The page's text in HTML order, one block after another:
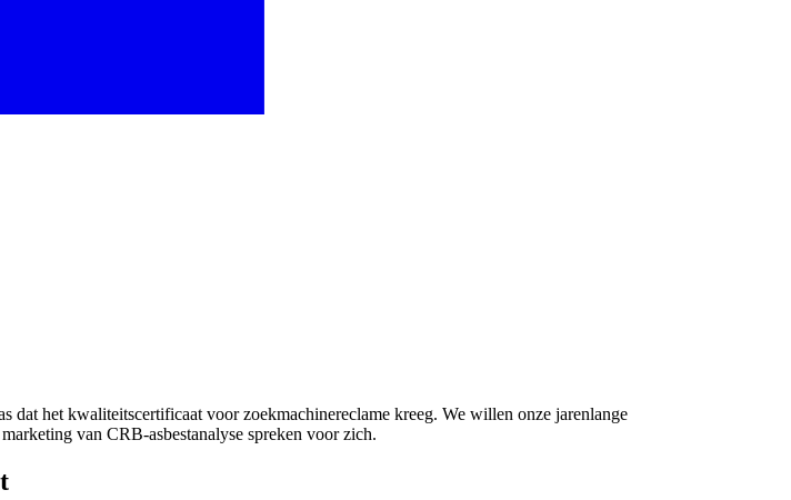
dat het kwaliteitscertificaat voor zoekmachinereclame kreeg. We willen onze jarenlange
van CRB-asbestanalyse spreken voor zich.